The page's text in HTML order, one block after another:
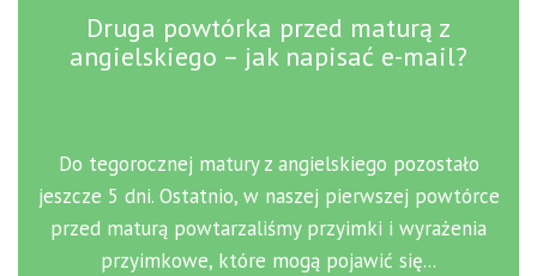
Druga powtórka przed maturą z
angielskiego – jak napisać e-mail?
Do tegorocznej matury z angielskiego pozostało
jeszcze 5 dni. Ostatnio, w naszej pierwszej powtórce
przed maturą powtarzaliśmy przyimki i wyrażenia
przyimkowe, które mogą pojawić się...